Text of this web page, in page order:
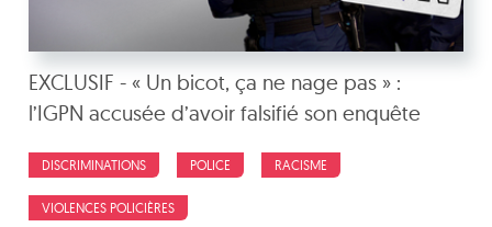
EXCLUSIF - « Un bicot, ça ne nage pas » :
l’IGPN accusée d’avoir falsifié son enquête
DISCRIMINATIONS POLICE RACISME
VIOLENCES POLICIÈRES